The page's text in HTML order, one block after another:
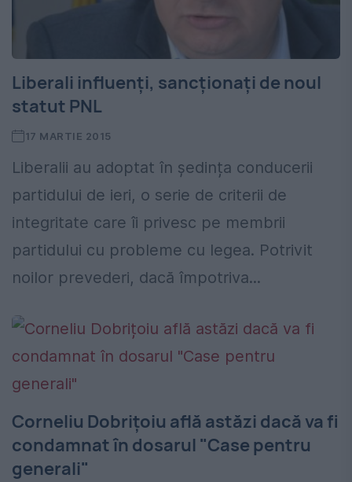
Liberali influenți, sancționați de noul
statut PNL
17 MARTIE 2015
Liberalii au adoptat în ședința conducerii
partidului de ieri, o serie de criterii de
integritate care îi privesc pe membrii
partidului cu probleme cu legea. Potrivit
noilor prevederi, dacă împotriva...
Corneliu Dobrițoiu află astăzi dacă va fi
condamnat în dosarul "Case pentru
generali"